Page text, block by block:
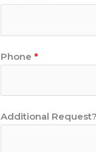
Phone *
Additional Request?